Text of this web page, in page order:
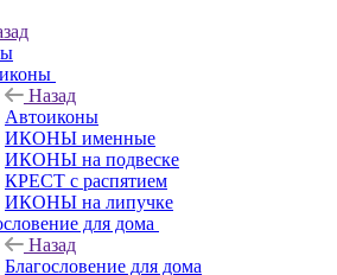
Назад
Автоиконы
ИКОНЫ именные
ИКОНЫ на подвеске
КРЕСТ с распятием
ИКОНЫ на липучке
для дома
Назад
Благословение для дома